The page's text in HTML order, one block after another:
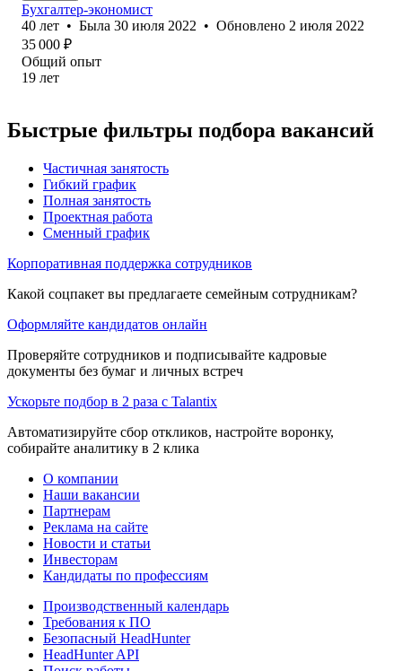
Бухгалтер-экономист
40 лет • Была 30 июля 2022 • Обновлено 2 июля 2022
35 000 ₽
Общий опыт
19 лет
Быстрые фильтры подбора вакансий
Частичная занятость
Гибкий график
Полная занятость
Проектная работа
Сменный график
Корпоративная поддержка сотрудников
Какой соцпакет вы предлагаете семейным сотрудникам?
Оформляйте кандидатов онлайн
Проверяйте сотрудников и подписывайте кадровые
документы без бумаг и личных встреч
Ускорьте подбор в 2 раза с Talantix
Автоматизируйте сбор откликов, настройте воронку,
собирайте аналитику в 2 клика
О компании
Наши вакансии
Партнерам
Реклама на сайте
Новости и статьи
Инвесторам
Кандидаты по профессиям
Производственный календарь
Требования к ПО
Безопасный HeadHunter
HeadHunter API